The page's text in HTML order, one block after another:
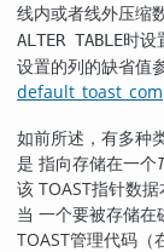
线内或者线外压缩
ALTER TABLE时设
设置的列的缺省值
如前所述，有多种
是 指向存储在一个
该 TOAST指针数据
当 一个要被存储
TOAST管理代码（